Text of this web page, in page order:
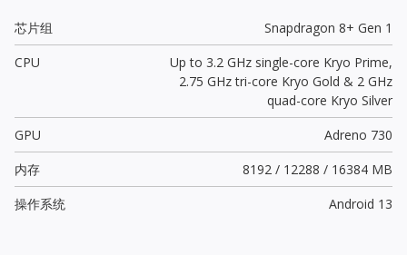
芯片组
Snapdragon 8+ Gen 1
CPU
Up to 3.2 GHz single-core Kryo Prime,
2.75 GHz tri-core Kryo Gold & 2 GHz
quad-core Kryo Silver
GPU
Adreno 730
内存
8192 / 12288 / 16384 MB
操作系统
Android 13